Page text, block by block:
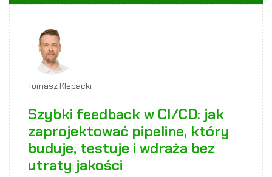
Tomasz Klepacki
Szybki feedback w CI/CD: jak
zaprojektować pipeline, który
buduje, testuje i wdraża bez
utraty jakości